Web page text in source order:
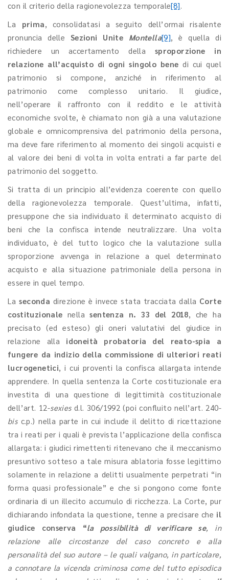
con il criterio della ragionevolezza temporale[8].
La prima, consolidatasi a seguito dell’ormai risalente
pronuncia delle Sezioni Unite Montella[9], è quella di
richiedere un accertamento della sproporzione in
relazione all’acquisto di ogni singolo bene di cui quel
patrimonio si compone, anziché in riferimento al
patrimonio come complesso unitario. Il giudice,
nell’operare il raffronto con il reddito e le attività
economiche svolte, è chiamato non già a una valutazione
globale e omnicomprensiva del patrimonio della persona,
ma deve fare riferimento al momento dei singoli acquisti e
al valore dei beni di volta in volta entrati a far parte del
patrimonio del soggetto.
Si tratta di un principio all’evidenza coerente con quello
della ragionevolezza temporale. Quest’ultima, infatti,
presuppone che sia individuato il determinato acquisto di
beni che la confisca intende neutralizzare. Una volta
individuato, è del tutto logico che la valutazione sulla
sproporzione avvenga in relazione a quel determinato
acquisto e alla situazione patrimoniale della persona in
essere in quel tempo.
Laseconda direzione è invece stata tracciata dalla Corte
costituzionale nellasentenza n. 33 del 2018, che ha
precisato (ed esteso) gli oneri valutativi del giudice in
relazione alla idoneità probatoria del reato-spia a
fungere da indizio della commissione di ulteriori reati
lucrogenetici, i cui proventi la confisca allargata intende
apprendere. In quella sentenza la Corte costituzionale era
investita di una questione di legittimità costituzionale
dell’art. 12-sexiesd.l. 306/1992 (poi confluito nell’art. 240-
bisc.p.) nella parte in cui include il delitto di ricettazione
tra i reati per i quali è prevista l’applicazione della confisca
allargata: i giudici rimettenti ritenevano che il meccanismo
presuntivo sotteso a tale misura ablatoria fosse legittimo
solamente in relazione a delitti usualmente perpetrati “in
forma quasi professionale” e che si pongono come fonte
ordinaria di un illecito accumulo di ricchezza. La Corte, pur
dichiarando infondata la questione, tenne a precisare che il
giudice conserva “la possibilità di verificare se, in
relazione alle circostanze del caso concreto e alla
personalità del suo autore – le quali valgano, in particolare,
a connotare la vicenda criminosa come del tutto episodica